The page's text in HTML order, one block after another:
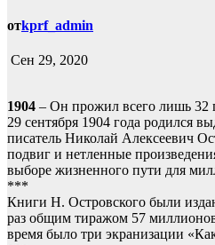
отkprf_admin
Сен 29, 2020
1904 – Он прожил всего лишь 32
29 сентября 1904 года родился
писатель Николай Алексеевич
подвиг и нетленные
выборе жизненного пути для
***
Книги Н. Островского были
раз общим тиражом 57
время было три экранизации «Как